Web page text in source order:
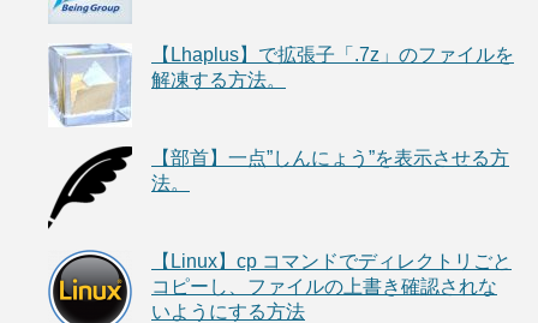
【Lhaplus】で拡張子「.7z」のファイルを
解凍する方法。
【部首】一点”しんにょう”を表示させる方
法。
【Linux】cp コマンドでディレクトリごと
コピーし、ファイルの上書き確認されな
いようにする方法